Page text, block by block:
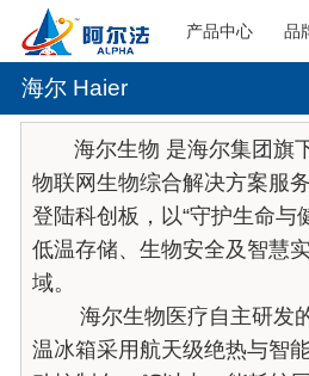
产品中心 品
海尔 Haier
海尔生物 是海尔集团旗
物联网生物综合解决方案服
登陆科创板，以“守护生命与
低温存储、生物安全及智慧
域。
海尔生物医疗自主研
温冰箱采用航天级绝热与智